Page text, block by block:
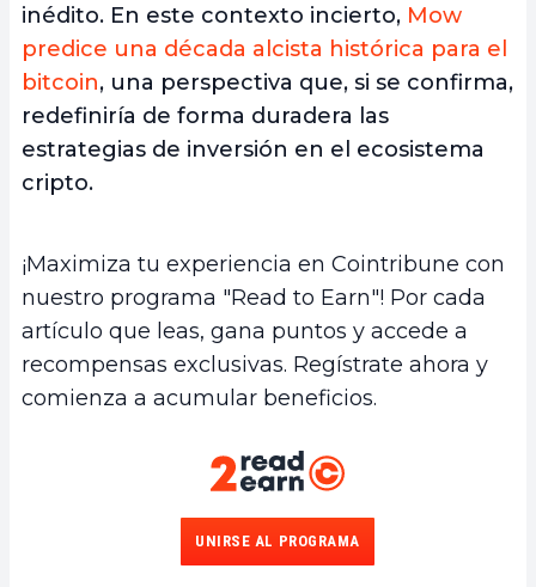
inédito. En este contexto incierto, Mow
predice una década alcista histórica para el
bitcoin, una perspectiva que, si se confirma,
redefiniría de forma duradera las
estrategias de inversión en el ecosistema
cripto.
¡Maximiza tu experiencia en Cointribune con
nuestro programa "Read to Earn"! Por cada
artículo que leas, gana puntos y accede a
recompensas exclusivas. Regístrate ahora y
comienza a acumular beneficios.
UNIRSE AL PROGRAMA